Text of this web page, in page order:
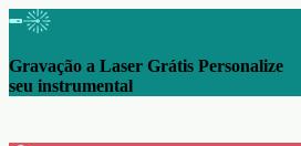
Gravação a Laser Grátis Personalize
seu instrumental